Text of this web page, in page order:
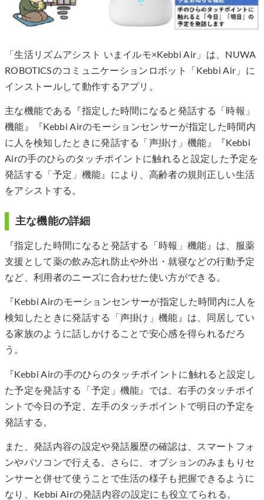
「生活リズムアシスト いまイルモ×Kebbi Air」は、NUWA
ROBOTICSのコミュニケーションロボット「Kebbi Air」に
インストールして動作するアプリ。
主な機能である『指定した時間になると発話する「時報」
機能』『Kebbi Airのモーションセンサーが指定した時間内
に人を検知したときに発話する「声掛け」機能』『Kebbi
Airの手のひらのタッチポイントに触れると設定した予定を
発話する「予定」機能』により、高齢者の規則正しい生活
をアシストする。
主な機能の詳細
『指定した時間になると発話する「時報」機能』は、服薬
支援として薬の飲み忘れ防止や外出・就寝などの行動予定
など、利用者のニーズに合わせた使い方ができる。
『Kebbi Airのモーションセンサーが指定した時間内に人を
検知したときに発話する「声掛け」機能』は、同居してい
る家族のように話しかけることで安心感を得られるだろ
う。
『Kebbi Airの手のひらのタッチポイントに触れると設定し
た予定を発話する「予定」機能』では、右手のタッチポイ
ントで今日の予定、左手のタッチポイントで明日の予定を
発話する。
また、発話内容の設定や発話履歴の確認は、スマートフォ
ンやパソコンで行える。さらに、オプションのみまもりセ
ンサーと併せて使うことで生活の様子も把握できるように
なり、Kebbi Airの発話内容の設定にも役立てられる。